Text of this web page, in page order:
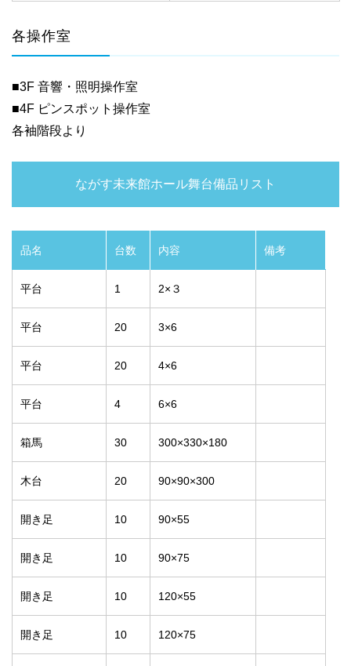
各操作室
■3F 音響・照明操作室
■4F ピンスポット操作室
各袖階段より
ながす未来館ホール舞台備品リスト
品名 台数 内容 備考
平台 1 2×３
平台 20 3×6
平台 20 4×6
平台 4 6×6
箱馬 30 300×330×180
木台 20 90×90×300
開き足 10 90×55
開き足 10 90×75
開き足 10 120×55
開き足 10 120×75